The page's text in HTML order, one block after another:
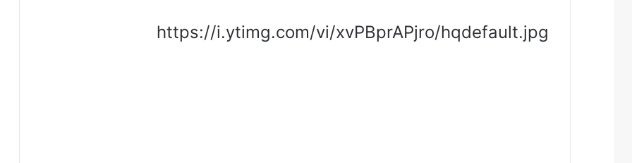
https://i.ytimg.com/vi/xvPBprAPjro/hqdefault.jpg